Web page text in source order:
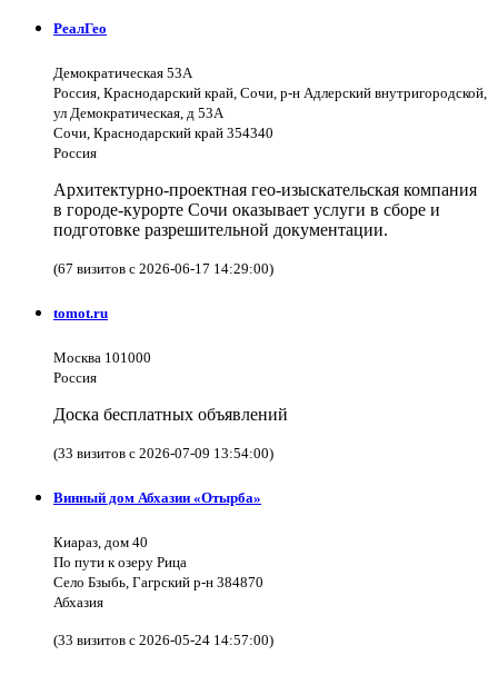
РеалГео
Демократическая 53А
Россия, Краснодарский край, Сочи, р-н Адлерский внутригородской,
ул Демократическая, д 53А
Сочи, Краснодарский край 354340
Россия
Архитектурно-проектная гео-изыскательская компания
в городе-курорте Сочи оказывает услуги в сборе и
подготовке разрешительной документации.
(67 визитов с 2026-06-17 14:29:00)
tomot.ru
Москва 101000
Россия
Доска бесплатных объявлений
(33 визитов с 2026-07-09 13:54:00)
Винный дом Абхазии «Отырба»
Киараз, дом 40
По пути к озеру Рица
Село Бзыбь, Гагрский р-н 384870
Абхазия
(33 визитов с 2026-05-24 14:57:00)